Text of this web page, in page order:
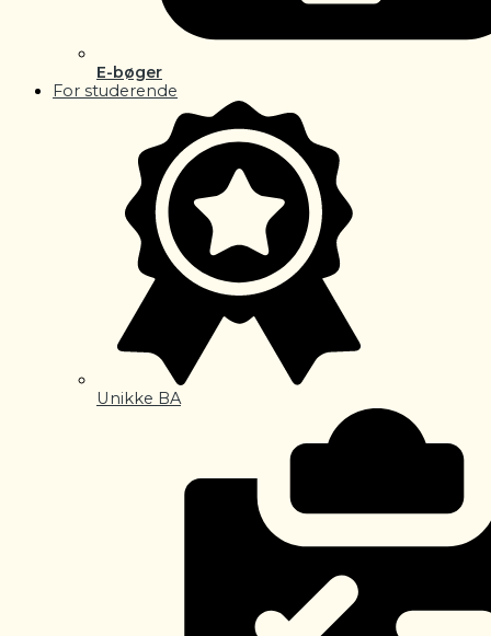
E-bøger
For studerende
Unikke BA